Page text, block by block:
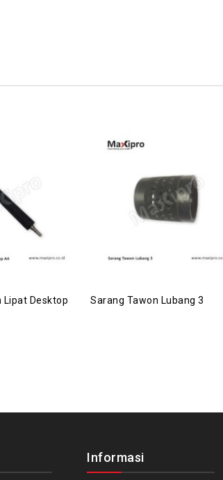
Lipat Desktop
Sarang Tawon Lubang 3
Informasi